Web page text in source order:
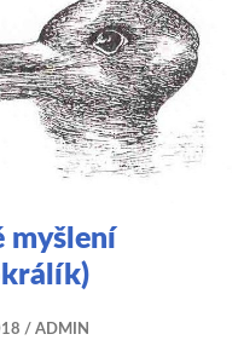
myšlení
ADMIN